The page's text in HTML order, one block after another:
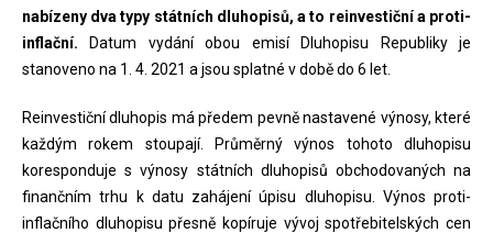
nabízeny dva typy státních dluhopisů, a to reinvestiční a proti-
inflační. Datum vydání obou emisí Dluhopisu Republiky je
stanoveno na 1. 4. 2021 a jsou splatné v době do 6 let.
Reinvestiční dluhopis má předem pevně nastavené výnosy, které
každým rokem stoupají. Průměrný výnos tohoto dluhopisu
koresponduje s výnosy státních dluhopisů obchodovaných na
finančním trhu k datu zahájení úpisu dluhopisu. Výnos proti-
inflačního dluhopisu přesně kopíruje vývoj spotřebitelských cen